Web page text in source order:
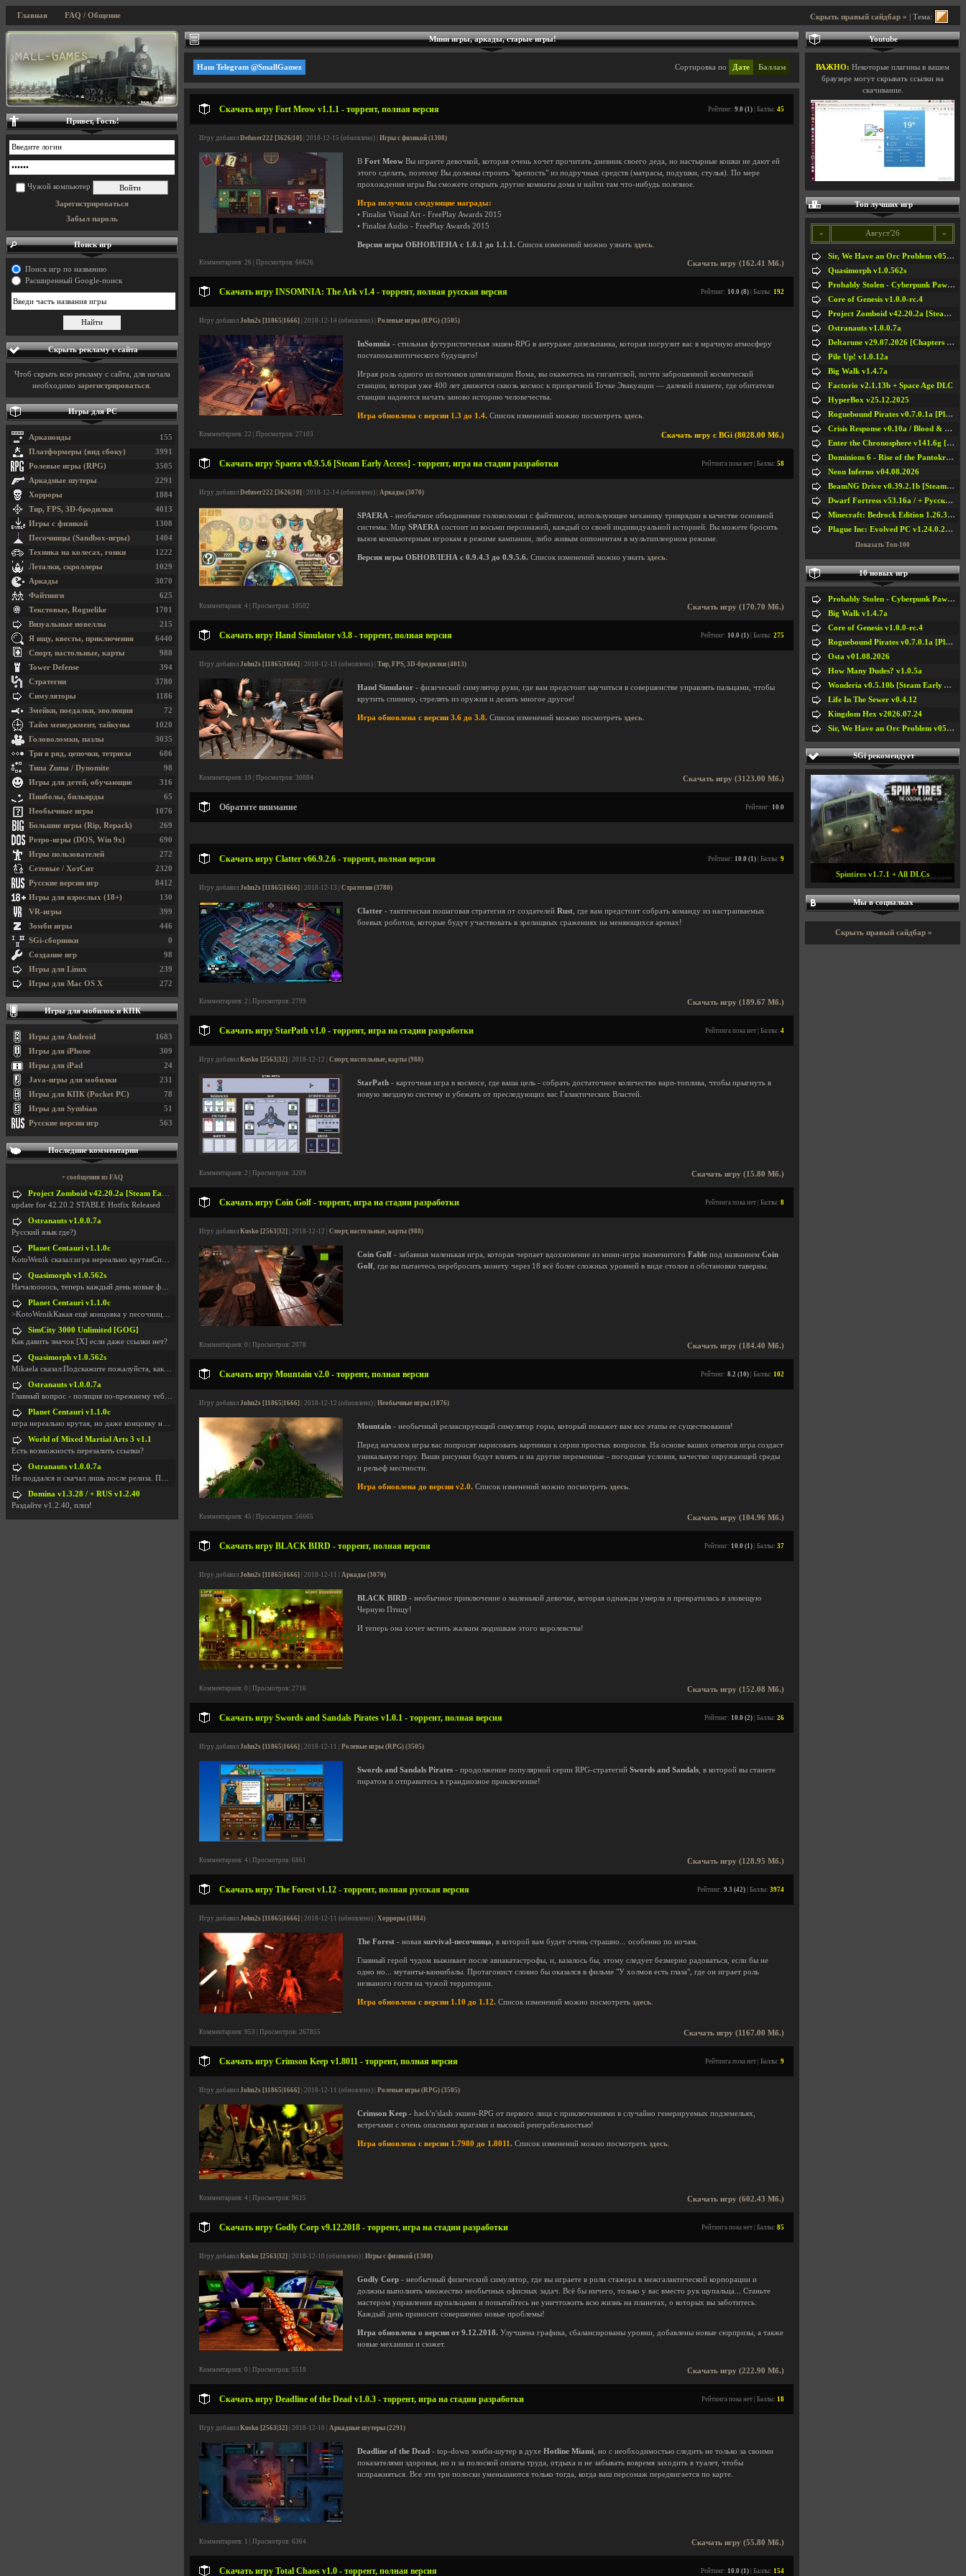
Скрыть правый сайдбар » | Тема:
Главная FAQ / Общение
Мини игры, аркады, старые игры!
Сортировка по Дате Баллам
Наш Telegram @SmallGamez
Скачать игру Fort Meow v1.1.1 - торрент, полная версия Рейтинг: 9.0 (1) | Баллы: 45
Игру добавил Defuser222 [3626|10] | 2018-12-15 (обновлено) | Игры с физикой (1308)
В Fort Meow Вы играете девочкой, которая очень хочет прочитать дневник своего деда, но настырные кошки не дают ей
этого сделать, поэтому Вы должны строить "крепость" из подручных средств (матрасы, подушки, стулья). По мере
прохождения игры Вы сможете открыть другие комнаты дома и найти там что-нибудь полезное.
Игра получила следующие награды:
• Finalist Visual Art - FreePlay Awards 2015
• Finalist Audio - FreePlay Awards 2015
Версия игры ОБНОВЛЕНА с 1.0.1 до 1.1.1. Список изменений можно узнать здесь
Скачать игру (162.41 Мб.)
Комментариев: 26 | Просмотров: 66626
Скачать игру INSOMNIA: The Ark v1.4 - торрент, полная русская версия Рейтинг: 10.0 (8) | Баллы: 192
Игру добавил John2s [11865|1666] | 2018-12-14 (обновлено) | Ролевые игры (RPG) (3505)
InSomnia - стильная футуристическая экшен-RPG в антураже дизельпанка, которая погрузит вас в мрачную атмосферу
постапокалиптического будущего!
Играя роль одного из потомков цивилизации Нома, вы окажетесь на гигантской, почти заброшенной космической
станции, которая уже 400 лет движется сквозь космос к призрачной Точке Эвакуации — далекой планете, где обитатели
станции надеются начать заново историю человечества.
Игра обновлена с версии 1.3 до 1.4. Список изменений можно посмотреть здесь
Скачать игру с BGi (8028.00 Мб.)
Комментариев: 22 | Просмотров: 27103
Скачать игру Spaera v0.9.5.6 [Steam Early Access] - торрент, игра на стадии разработки Рейтинга пока нет | Баллы: 58
Игру добавил Defuser222 [3626|10] | 2018-12-14 (обновлено) | Аркады (3070)
SPAERA - необычное объединение головоломки с файтингом, использующее механику триврядки в качестве основной
системы. Мир SPAERA состоит из восьми персонажей, каждый со своей индивидуальной историей. Вы можете бросить
вызов компьютерным игрокам в режиме кампании, либо живым оппонентам в мультиплеерном режиме.
Версия игры ОБНОВЛЕНА с 0.9.4.3 до 0.9.5.6. Список изменений можно узнать здесь
Скачать игру (170.70 Мб.)
Комментариев: 4 | Просмотров: 10502
Скачать игру Hand Simulator v3.8 - торрент, полная версия Рейтинг: 10.0 (1) | Баллы: 275
Игру добавил John2s [11865|1666] | 2018-12-13 (обновлено) | Тир, FPS, 3D-бродилки (4013)
Hand Simulator - физический симулятор руки, где вам предстоит научиться в совершенстве управлять пальцами, чтобы
крутить спиннер, стрелять из оружия и делать многое другое!
Игра обновлена с версии 3.6 до 3.8. Список изменений можно посмотреть здесь
Скачать игру (3123.00 Мб.)
Комментариев: 19 | Просмотров: 30884
Обратите внимание Рейтинг: 10.0
Скачать игру Clatter v66.9.2.6 - торрент, полная версия Рейтинг: 10.0 (1) | Баллы: 9
Игру добавил John2s [11865|1666] | 2018-12-13 | Стратегии (3780)
Clatter - тактическая пошаговая стратегия от создателей Rust , где вам предстоит собрать команду из настраиваемых
боевых роботов, которые будут участвовать в зрелищных сражениях на меняющихся аренах!
Скачать игру (189.67 Мб.)
Комментариев: 2 | Просмотров: 2799
Скачать игру StarPath v1.0 - торрент, игра на стадии разработки Рейтинга пока нет | Баллы: 4
Игру добавил Kusko [2563|32] | 2018-12-12 | Спорт, настольные, карты (988)
StarPath - карточная игра в космосе, где ваша цель - собрать достаточное количество варп-топлива, чтобы прыгнуть в
новую звездную систему и убежать от преследующих вас Галактических Властей.
Скачать игру (15.80 Мб.)
Комментариев: 2 | Просмотров: 3209
Скачать игру Coin Golf - торрент, игра на стадии разработки Рейтинга пока нет | Баллы: 8
Игру добавил Kusko [2563|32] | 2018-12-12 | Спорт, настольные, карты (988)
Coin Golf - забавная маленькая игра, которая черпает вдохновение из мини-игры знаменитого Fable под названием Coin
Golf , где вы пытаетесь перебросить монету через 18 всё более сложных уровней в виде столов и обстановки таверны.
Скачать игру (184.40 Мб.)
Комментариев: 0 | Просмотров: 2078
Скачать игру Mountain v2.0 - торрент, полная версия Рейтинг: 8.2 (10) | Баллы: 102
Игру добавил John2s [11865|1666] | 2018-12-12 (обновлено) | Необычные игры (1076)
Mountain - необычный релаксирующий симулятор горы, который покажет вам все этапы ее существования!
Перед началом игры вас попросят нарисовать картинки к серии простых вопросов. На основе ваших ответов игра создаст
уникальную гору. Ваши рисунки будут влиять и на другие переменные - погодные условия, качество окружающей среды
и рельеф местности.
Игра обновлена до версии v2.0. Список изменений можно посмотреть здесь
Скачать игру (104.96 Мб.)
Комментариев: 45 | Просмотров: 56665
Скачать игру BLACK BIRD - торрент, полная версия Рейтинг: 10.0 (1) | Баллы: 37
Игру добавил John2s [11865|1666] | 2018-12-11 | Аркады (3070)
BLACK BIRD - необычное приключение о маленькой девочке, которая однажды умерла и превратилась в зловещую
Черную Птицу!
И теперь она хочет мстить жалким людишкам этого королевства!
Скачать игру (152.08 Мб.)
Комментариев: 0 | Просмотров: 2716
Скачать игру Swords and Sandals Pirates v1.0.1 - торрент, полная версия Рейтинг: 10.0 (2) | Баллы: 26
Игру добавил John2s [11865|1666] | 2018-12-11 | Ролевые игры (RPG) (3505)
Swords and Sandals Pirates - продолжение популярной серии RPG-стратегий Swords and Sandals , в которой вы станете
пиратом и отправитесь в грандиозное приключение!
Скачать игру (128.95 Мб.)
Комментариев: 4 | Просмотров: 6861
Скачать игру The Forest v1.12 - торрент, полная русская версия Рейтинг: 9.3 (42) | Баллы: 3974
Игру добавил John2s [11865|1666] | 2018-12-11 (обновлено) | Хорроры (1884)
The Forest - новая survival-песочница , в которой вам будет очень страшно... особенно по ночам.
Главный герой чудом выживает после авиакатастрофы, и, казалось бы, этому следует безмерно радоваться, если бы не
одно но... мутанты-каннибалы. Протагонист словно бы оказался в фильме "У холмов есть глаза", где он играет роль
незваного гостя на чужой территории.
Игра обновлена с версии 1.10 до 1.12. Список изменений можно посмотреть здесь
Скачать игру (1167.00 Мб.)
Комментариев: 953 | Просмотров: 267855
Скачать игру Crimson Keep v1.8011 - торрент, полная версия Рейтинга пока нет | Баллы: 9
Игру добавил John2s [11865|1666] | 2018-12-11 (обновлено) | Ролевые игры (RPG) (3505)
Crimson Keep - hack'n'slash экшен-RPG от первого лица с приключениями в случайно генерируемых подземельях,
встречами с очень опасными врагами и высокой реиграбельностью!
Игра обновлена с версии 1.7980 до 1.8011. Список изменений можно посмотреть здесь
Скачать игру (602.43 Мб.)
Комментариев: 4 | Просмотров: 9615
Скачать игру Godly Corp v9.12.2018 - торрент, игра на стадии разработки Рейтинга пока нет | Баллы: 85
Игру добавил Kusko [2563|32] | 2018-12-10 (обновлено) | Игры с физикой (1308)
Godly Corp - необычный физический симулятор, где вы играете в роли стажера в межгалактической корпорации и
должны выполнять множество необычных офисных задач. Всё бы ничего, только у вас вместо рук щупальца... Станьте
мастером управления щупальцами и попытайтесь не уничтожить всю жизнь на планетах, о которых вы заботитесь.
Каждый день приносит совершенно новые проблемы!
Игра обновлена о версии от 9.12.2018. Улучшена графика, сбалансированы уровни, добавлены новые сюрпризы, а также
новые механики и сюжет.
Скачать игру (222.90 Мб.)
Комментариев: 0 | Просмотров: 5518
Скачать игру Deadline of the Dead v1.0.3 - торрент, игра на стадии разработки Рейтинга пока нет | Баллы: 18
Игру добавил Kusko [2563|32] | 2018-12-10 | Аркадные шутеры (2291)
Deadline of the Dead - top-down зомби-шутер в духе Hotline Miami , но с необходимостью следить не только за своими
показателями здоровья, но и за полоской оплаты труда, отдыха и не забывать вовремя заходить в туалет, чтобы
испражняться. Все эти три полоски уменьшаются только тогда, когда ваш персонаж передвигается по карте.
Скачать игру (55.80 Мб.)
Комментариев: 1 | Просмотров: 6364
Скачать игру Total Chaos v1.0 - торрент, полная версия Рейтинг: 10.0 (1) | Баллы: 154
Привет, Гость!
Чужой компьютер
Зарегистрироваться
Забыл пароль
Поиск игр
Поиск игр по названию
Расширенный Google-поиск
Скрыть рекламу с сайта
Чтоб скрыть всю рекламу с сайта, для начала
необходимо зарегистрироваться
Игры для PC
155
Арканоиды
3991
Платформеры (вид сбоку)
3505
Ролевые игры (RPG)
2291
Аркадные шутеры
1884
Хорроры
4013
Тир, FPS, 3D-бродилки
1308
Игры с физикой
1404
Песочницы (Sandbox-игры)
1222
Техника на колесах, гонки
1029
Леталки, скроллеры
3070
Аркады
625
Файтинги
1701
Текстовые, Roguelike
215
Визуальные новеллы
6440
Я ищу, квесты, приключения
988
Спорт, настольные, карты
394
Tower Defense
3780
Стратегии
1186
Симуляторы
72
Змейки, поедалки, эволюция
1020
Тайм менеджмент, тайкуны
3035
Головоломки, пазлы
686
Три в ряд, цепочки, тетрисы
98
Типа Zuma / Dynomite
316
Игры для детей, обучающие
65
Пинболы, бильярды
1076
Необычные игры
269
Большие игры (Rip, Repack)
690
Ретро-игры (DOS, Win 9x)
272
Игры пользователей
2320
Сетевые / ХотСит
8412
Русские версии игр
130
Игры для взрослых (18+)
399
VR-игры
446
Зомби игры
0
SGi-сборники
98
Создание игр
239
Игры для Linux
272
Игры для Mac OS X
Игры для мобилок и КПК
1683
Игры для Android
309
Игры для iPhone
24
Игры для iPad
231
Java-игры для мобилки
78
Игры для КПК (Pocket PC)
51
Игры для Symbian
563
Русские версии игр
Последние комментарии
+ сообщения из FAQ
Project Zomboid v42.20.2a [Steam Early Access]
update for 42.20.2 STABLE Hotfix Released
Ostranauts v1.0.0.7a
Русский язык где?)
Planet Centauri v1.1.0c
KotoWenik сказал:игра нереально крутаяСпасибо )))
Quasimorph v1.0.562s
Началоооось, теперь каждый день новые фиксики, баг
Planet Centauri v1.1.0c
>KotoWenikКакая ещё концовка у песочницы?..
SimCity 3000 Unlimited [GOG]
Как давить значок [X] если даже ссылки нет?
Quasimorph v1.0.562s
Mikaela сказал:Подскажите пожалуйста, как скачать
Ostranauts v1.0.0.7a
Главный вопрос - полиция по-прежнему тебя таранит
Planet Centauri v1.1.0c
игра нереально крутая, но даже концовку не удосужи
World of Mixed Martial Arts 3 v1.1
Есть возможность перезалить ссылки?
Ostranauts v1.0.0.7a
Не поддался и скачал лишь после релиза. Посмотрим,
Domina v1.3.28 / + RUS v1.2.40
Раздайте v1.2.40, плиз!
Youtube
ВАЖНО: Некоторые плагины в вашем
браузере могут скрывать ссылки на
скачивание.
Топ лучших игр
« Август'26 »
Sir, We Have an Orc Problem v05.08.2026
Quasimorph v1.0.562s
Probably Stolen - Cyberpunk Pawnshop Simulator v048c [Playtest]
Core of Genesis v1.0.0-rc.4
Project Zomboid v42.20.2a [Steam Early Access]
Ostranauts v1.0.0.7a
Deltarune v29.07.2026 [Chapters 1-5] / + RUS [Chapters 1-5]
Pile Up! v1.0.12a
Big Walk v1.4.7a
Factorio v2.1.13b + Space Age DLC
HyperBox v25.12.2025
Roguebound Pirates v0.7.0.1a [Playtest]
Crisis Response v0.10a / Blood & Bullet
Enter the Chronosphere v141.6g [Steam Early Access]
Dominions 6 - Rise of the Pantokrator v6.35a
Neon Inferno v04.08.2026
BeamNG Drive v0.39.2.1b [Steam Early Access]
Dwarf Fortress v53.16a / + Русская Версия v50.12a
Minecraft: Bedrock Edition 1.26.33.1a / + TLauncher v2.89
Plague Inc: Evolved PC v1.24.0.2a + All DLCs
Показать Топ-100
10 новых игр
Probably Stolen - Cyberpunk Pawnshop Simulator v048c [Playtest]
Big Walk v1.4.7a
Core of Genesis v1.0.0-rc.4
Roguebound Pirates v0.7.0.1a [Playtest]
Osta v01.08.2026
How Many Dudes? v1.0.5a
Wonderia v0.5.10b [Steam Early Access]
Life In The Sewer v0.4.12
Kingdom Hex v2026.07.24
Sir, We Have an Orc Problem v05.08.2026
SGi рекомендует
Spintires v1.7.1 + All DLCs
Мы в социалках
Скрыть правый сайдбар »